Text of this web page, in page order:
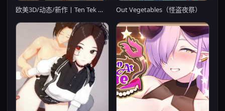
欧美3D/动态/新作丨Ten Tek 生肉步兵版 【20251022】 Out Vegetables（怪盗夜祭）